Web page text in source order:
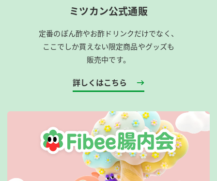
ミツカン公式通販
定番のぽん酢やお酢ドリンクだけでなく、
ここでしか買えない限定商品やグッズも
販売中です。
詳しくはこちら